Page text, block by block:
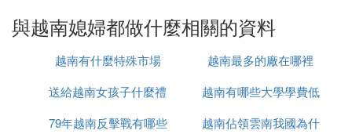
侶，並建立了穩定的婚姻關系。她們與丈夫共同
經營家庭，承擔起妻子和母親的角色，為家庭的
和諧與幸福貢獻力量。
融入家庭文化：越南媳婦在努力適應中國家庭文
化的同時，也帶來了越南的傳統文化和習俗，促
進了中越文化的交流與融合。
與越南媳婦都做什麼相關的資料
越南有什麼特殊市場
越南最多的廠在哪裡
送給越南女孩子什麼禮
物
越南有哪些大學學費低
79年越南反擊戰有哪些
越南佔領雲南我國為什